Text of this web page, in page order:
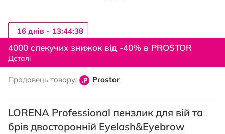
Перейти
до
початку
галереї
4000 спекучих знижок від -40% в PROSTOR
Деталі
16 днiв - 13:44:37
Продавець товару: Prostor
LORENA Professional пензлик для вій та
брів двосторонній Eyelash&Eyebrow